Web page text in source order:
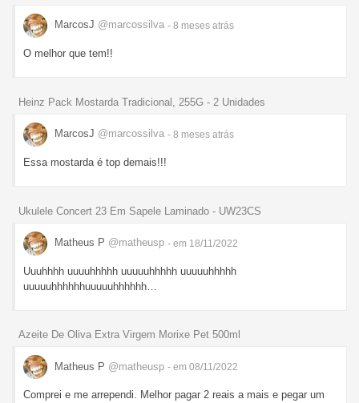
MarcosJ @marcossilva - 8 meses atrás
O melhor que tem!!
Heinz Pack Mostarda Tradicional, 255G - 2 Unidades
MarcosJ @marcossilva - 8 meses atrás
Essa mostarda é top demais!!!
Ukulele Concert 23 Em Sapele Laminado - UW23CS
Matheus P @matheusp - em 18/11/2022
Uuuhhhh uuuuhhhhh uuuuuhhhhh uuuuuhhhhh
uuuuuhhhhhhuuuuuhhhhhh…
Azeite De Oliva Extra Virgem Morixe Pet 500ml
Matheus P @matheusp - em 08/11/2022
Comprei e me arrependi. Melhor pagar 2 reais a mais e pegar um